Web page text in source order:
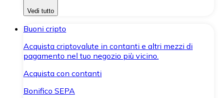
Vedi tutto
Buoni cripto
Acquista criptovalute in contanti e altri mezzi di
pagamento nel tuo negozio più vicino.
Acquista con contanti
Bonifico SEPA